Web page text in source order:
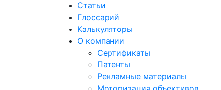
Статьи
Глоссарий
Калькуляторы
О компании
Сертификаты
Патенты
Рекламные материалы
Моторизация объективов